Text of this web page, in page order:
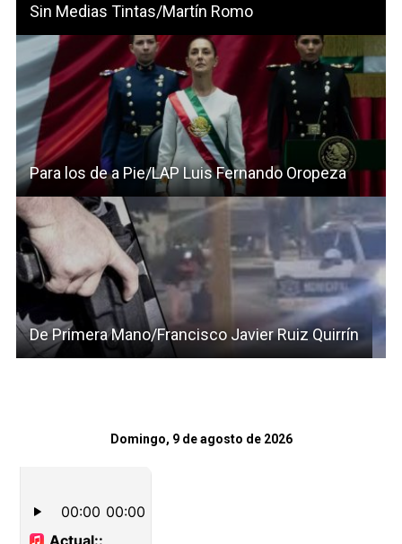
Sin Medias Tintas/Martín Romo
Para los de a Pie/LAP Luis Fernando Oropeza
De Primera Mano/Francisco Javier Ruiz Quirrín
Domingo, 9 de agosto de 2026